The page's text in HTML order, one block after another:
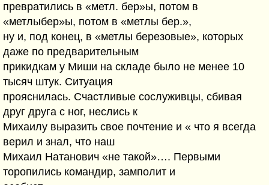
превратились в «метл. бер»ы, потом в
«метлыбер»ы, потом в «метлы бер.»,
ну и, под конец, в «метлы березовые», которых
даже по предварительным
прикидкам у Миши на складе было не менее 10
тысяч штук. Ситуация
прояснилась. Счастливые сослуживцы, сбивая
друг друга с ног, неслись к
Михаилу выразить свое почтение и « что я всегда
верил и знал, что наш
Михаил Натанович «не такой»…. Первыми
торопились командир, замполит и